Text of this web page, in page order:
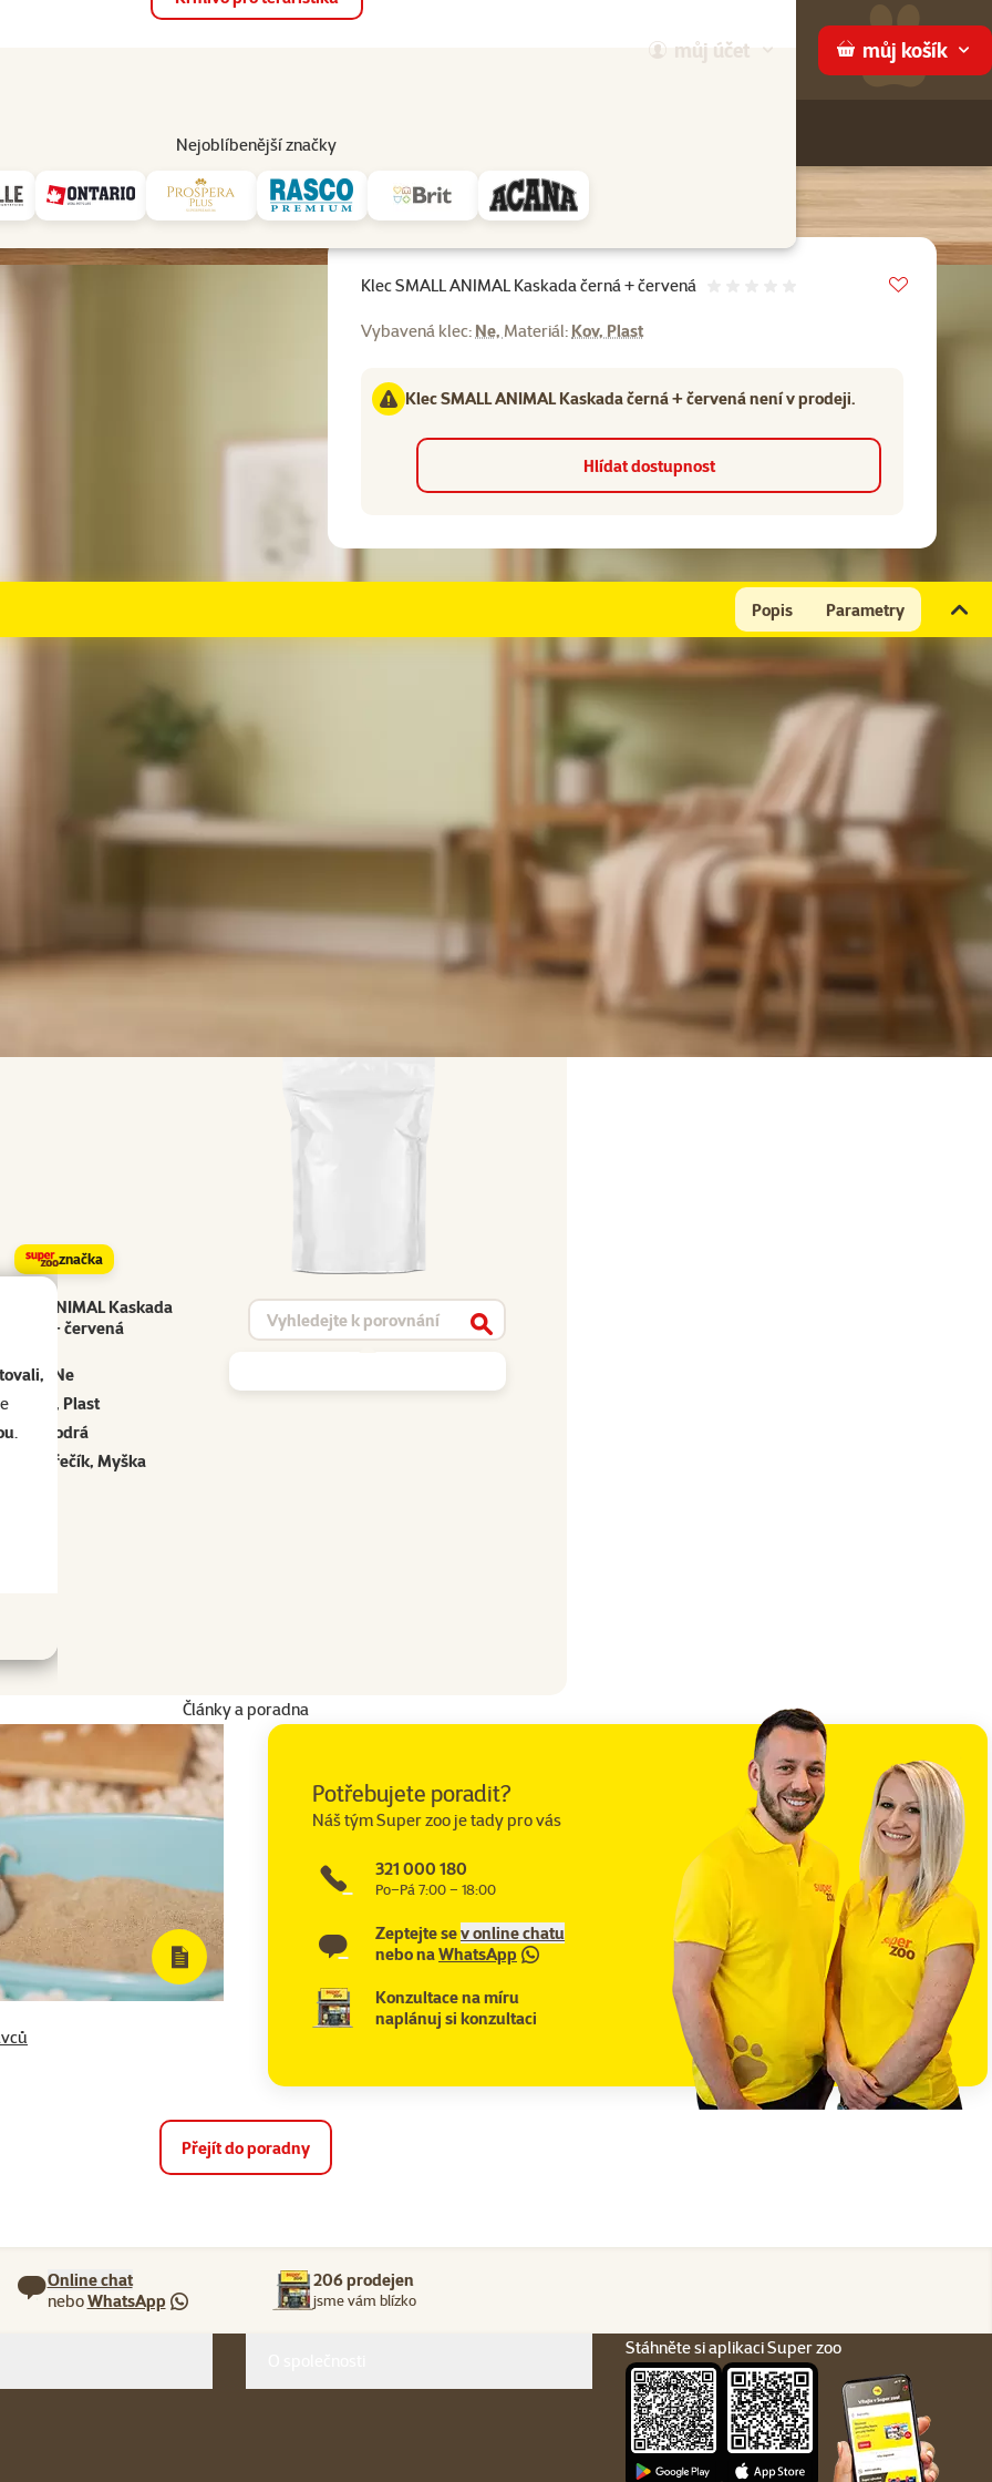
.
můj účet můj košík
Nejoblíbenější značky
Prodejny Služby
ANIMAL Kaskada černá + červená
Klec SMALL ANIMAL Kaskada černá + červená
Vybavená klec: Ne, Materiál: Kov, Plast
Klec SMALL ANIMAL Kaskada černá + červená není v prodeji.
Hlídat dostupnost
Popis Parametry
výbavu z klece. Vždy dopřejte Vašemu hlodavci dostatek přírodního materiálu na okus. Zabraňte možnému pozření plastu.
značka
ANIMAL Kaskada
černá + červená
Vyhledat produkt
Vyhledat
Ne
Kov, Plast
Modrá
Křečík, Myška
Články a poradna
Potřebujete poradit?
Náš tým Super zoo je tady pro vás
321 000 180
Po–Pá 7:00 – 18:00
Zeptejte sev online chatu
nebo naWhatsApp
Konzultace na míru
naplánuj si konzultaci
Přejít do poradny
Online chat
neboWhatsApp
206 prodejen
jsme vám blízko
Stáhněte si aplikaci Super zoo